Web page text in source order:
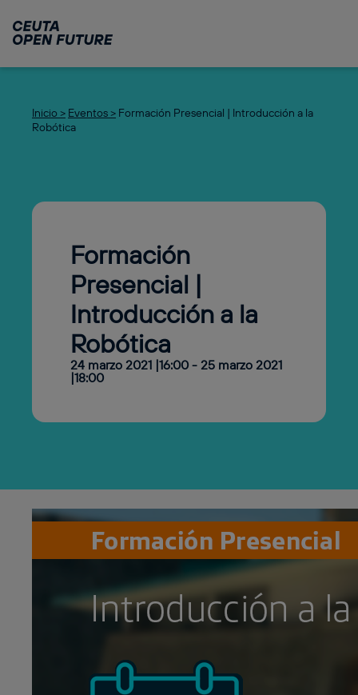
contenido
principal
Inicio > Eventos > Formación Presencial | Introducción a la
Robótica
Formación
Presencial |
Introducción a la
Robótica
24 marzo 2021 |16:00 - 25 marzo 2021
|18:00